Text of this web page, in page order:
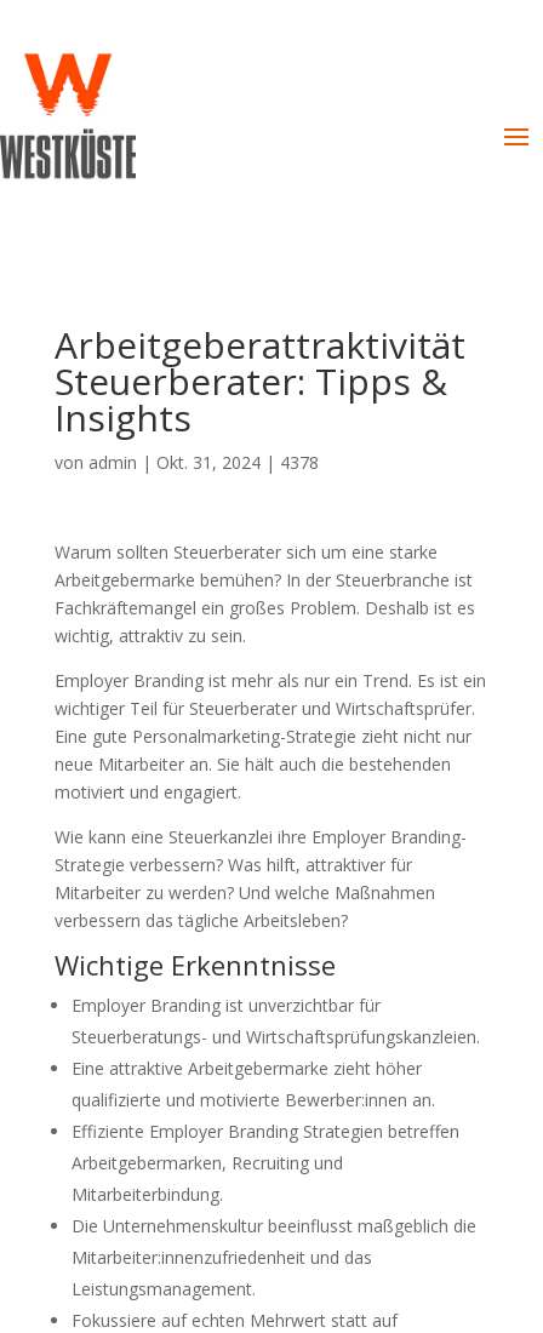
Arbeitgeberattraktivität
Steuerberater: Tipps &
Insights
von admin | Okt. 31, 2024| 4378
Warum sollten Steuerberater sich um eine starke
Arbeitgebermarke bemühen? In der Steuerbranche ist
Fachkräftemangel ein großes Problem. Deshalb ist es
wichtig, attraktiv zu sein.
Employer Branding ist mehr als nur ein Trend. Es ist ein
wichtiger Teil für Steuerberater und Wirtschaftsprüfer.
Eine gute Personalmarketing-Strategie zieht nicht nur
neue Mitarbeiter an. Sie hält auch die bestehenden
motiviert und engagiert.
Wie kann eine Steuerkanzlei ihre Employer Branding-
Strategie verbessern? Was hilft, attraktiver für
Mitarbeiter zu werden? Und welche Maßnahmen
verbessern das tägliche Arbeitsleben?
Wichtige Erkenntnisse
Employer Branding ist unverzichtbar für
Steuerberatungs- und Wirtschaftsprüfungskanzleien.
Eine attraktive Arbeitgebermarke zieht höher
qualifizierte und motivierte Bewerber:innen an.
Effiziente Employer Branding Strategien betreffen
Arbeitgebermarken, Recruiting und
Mitarbeiterbindung.
Die Unternehmenskultur beeinflusst maßgeblich die
Mitarbeiter:innenzufriedenheit und das
Leistungsmanagement.
Fokussiere auf echten Mehrwert statt auf